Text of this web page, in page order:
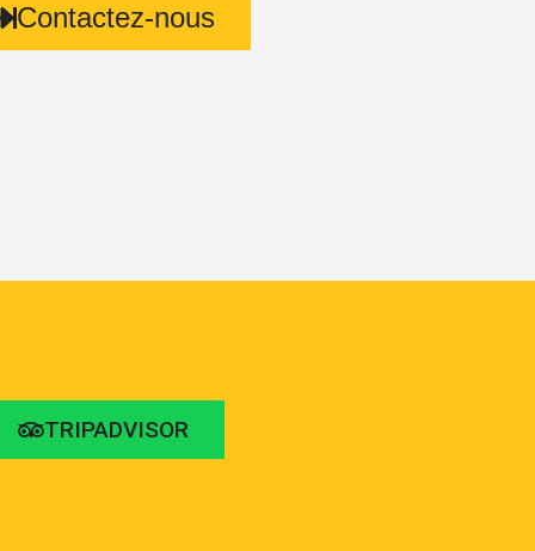
Contactez-nous
TRIPADVISOR